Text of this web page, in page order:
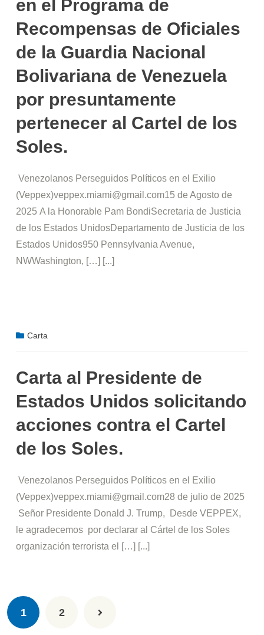
en el Programa de
Recompensas de Oficiales
de la Guardia Nacional
Bolivariana de Venezuela
por presuntamente
pertenecer al Cartel de los
Soles.
Venezolanos Perseguidos Políticos en el Exilio
(Veppex)veppex.miami@gmail.com15 de Agosto de
2025 A la Honorable Pam BondiSecretaria de Justicia
de los Estados UnidosDepartamento de Justicia de los
Estados Unidos950 Pennsylvania Avenue,
NWWashington, […] [...]
Carta
Carta al Presidente de
Estados Unidos solicitando
acciones contra el Cartel
de los Soles.
Venezolanos Perseguidos Políticos en el Exilio
(Veppex)veppex.miami@gmail.com28 de julio de 2025
Señor Presidente Donald J. Trump, Desde VEPPEX,
le agradecemos por declarar al Cártel de los Soles
organización terrorista el […] [...]
1 2